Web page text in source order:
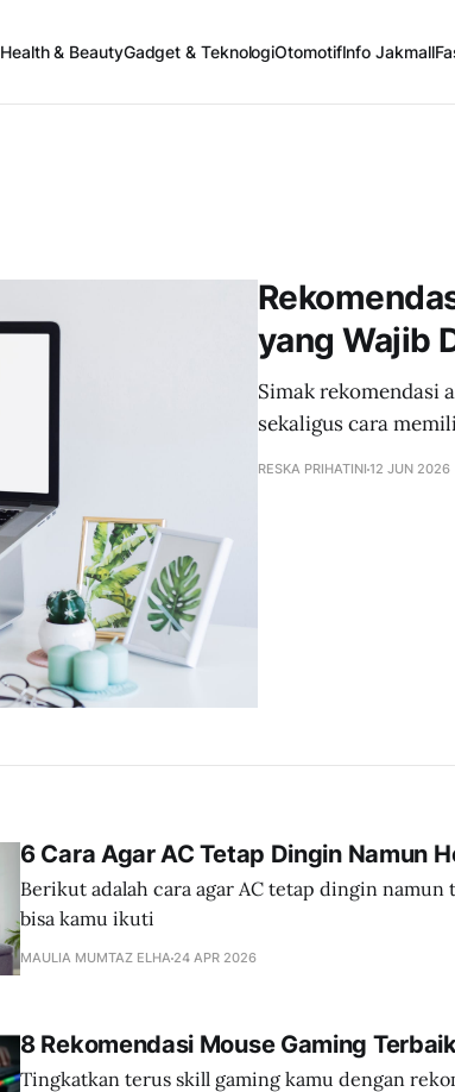
Health & BeautyGadget & TeknologiOtomotifInfo Jakmall
yang Wajib
Simak rekomendasi
sekaligus cara
RESKA PRIHATINI 12 JUN 2026
6 Cara Agar AC Tetap Dingin Namun
Berikut adalah cara agar AC tetap dingin
bisa kamu ikuti
MAULIA MUMTAZ ELHA 24 APR 2026
8 Rekomendasi Mouse Gaming
Tingkatkan terus skill gaming kamu dengan